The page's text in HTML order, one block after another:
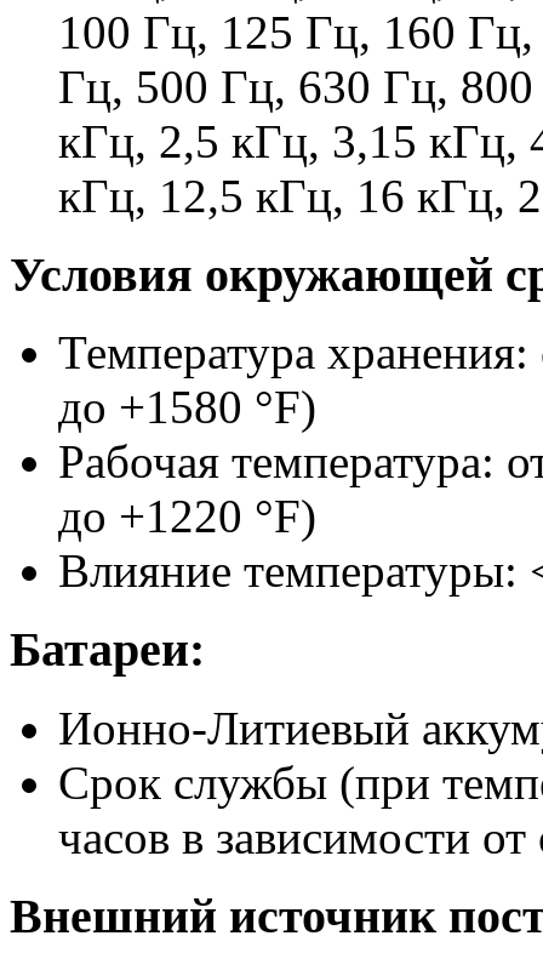
100 Гц, 125 Гц, 160
Гц, 500 Гц, 630 Гц,
кГц, 2,5 кГц, 3,15 кГц,
кГц, 12,5 кГц, 16 кГц,
Условия окружающей
Температура
до +1580 °F)
Рабочая температура:
до +1220 °F)
Влияние температуры:
Батареи:
Ионно-Литиевый
Срок службы (при
часов в зависимости
Внешний источник